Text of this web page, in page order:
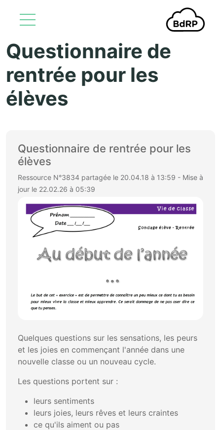
Aller au contenu principal
Questionnaire de
rentrée pour les
élèves
Questionnaire de rentrée pour les
élèves
Ressource N°3834 partagée le 20.04.18 à 13:59 - Mise à
jour le 22.02.26 à 05:39
Quelques questions sur les sensations, les peurs
et les joies en commençant l'année dans une
nouvelle classe ou un nouveau cycle.
Les questions portent sur :
leurs sentiments
leurs joies, leurs rêves et leurs craintes
ce qu'ils aiment ou pas